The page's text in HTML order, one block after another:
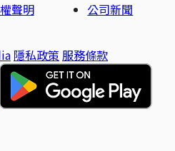
聲明
公司新聞
隱私政策 服務條款